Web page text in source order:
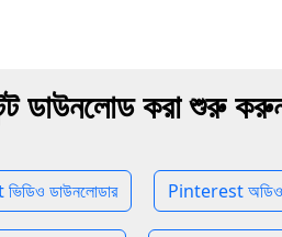
ডাউনলোড করা শুরু
ডাউনলোডার Pinterest অডিও